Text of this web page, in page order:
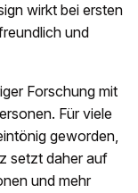
wirkt bei ersten
und
Forschung mit
Für viele
geworden,
setzt daher auf
und mehr